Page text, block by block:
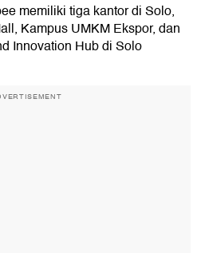
memiliki tiga kantor di Solo,
Kampus UMKM Ekspor, dan
Innovation Hub di Solo